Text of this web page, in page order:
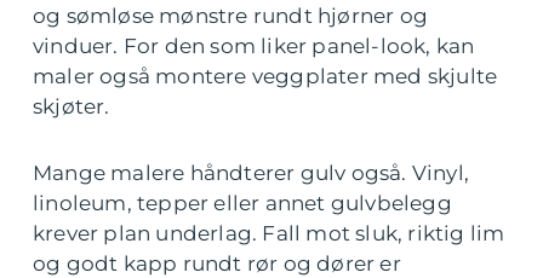
og sømløse mønstre rundt hjørner og
vinduer. For den som liker panel-look, kan
maler også montere veggplater med skjulte
skjøter.
Mange malere håndterer gulv også. Vinyl,
linoleum, tepper eller annet gulvbelegg
krever plan underlag. Fall mot sluk, riktig lim
og godt kapp rundt rør og dører er